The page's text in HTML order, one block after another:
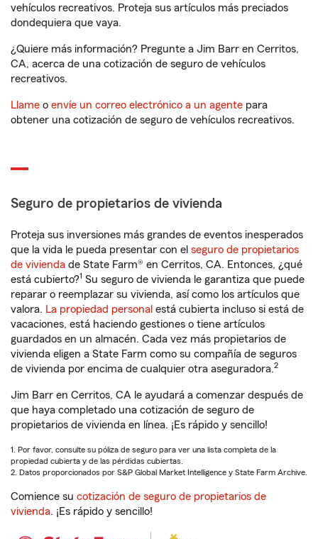
vehículos recreativos. Proteja sus artículos más preciados
dondequiera que vaya.
¿Quiere más información? Pregunte a Jim Barr en Cerritos,
CA, acerca de una cotización de seguro de vehículos
recreativos.
Llame o envíe un correo electrónico a un agente para
obtener una cotización de seguro de vehículos recreativos.
Seguro de propietarios de vivienda
Proteja sus inversiones más grandes de eventos inesperados
que la vida le pueda presentar con el seguro de propietarios
de vivienda de State Farm® en Cerritos, CA. Entonces, ¿qué
está cubierto?1 Su seguro de vivienda le garantiza que puede
reparar o reemplazar su vivienda, así como los artículos que
valora. La propiedad personal está cubierta incluso si está de
vacaciones, está haciendo gestiones o tiene artículos
guardados en un almacén. Cada vez más propietarios de
vivienda eligen a State Farm como su compañía de seguros
de vivienda por encima de cualquier otra aseguradora.2
Jim Barr en Cerritos, CA le ayudará a comenzar después de
que haya completado una cotización de seguro de
propietarios de vivienda en línea. ¡Es rápido y sencillo!
1. Por favor, consulte su póliza de seguro para ver una lista completa de la
propiedad cubierta y de las pérdidas cubiertas.
2. Datos proporcionados por S&P Global Market Intelligence y State Farm Archive.
Comience su cotización de seguro de propietarios de
vivienda. ¡Es rápido y sencillo!